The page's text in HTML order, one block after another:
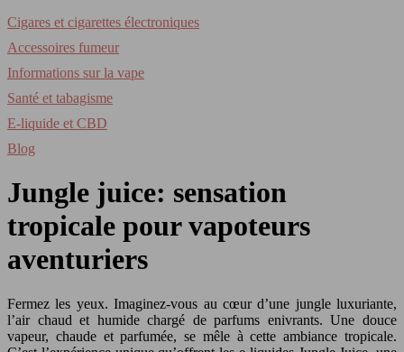
Cigares et cigarettes électroniques
Accessoires fumeur
Informations sur la vape
Santé et tabagisme
E-liquide et CBD
Blog
Jungle juice: sensation
tropicale pour vapoteurs
aventuriers
Fermez les yeux. Imaginez-vous au cœur d’une jungle luxuriante,
l’air chaud et humide chargé de parfums enivrants. Une douce
vapeur, chaude et parfumée, se mêle à cette ambiance tropicale.